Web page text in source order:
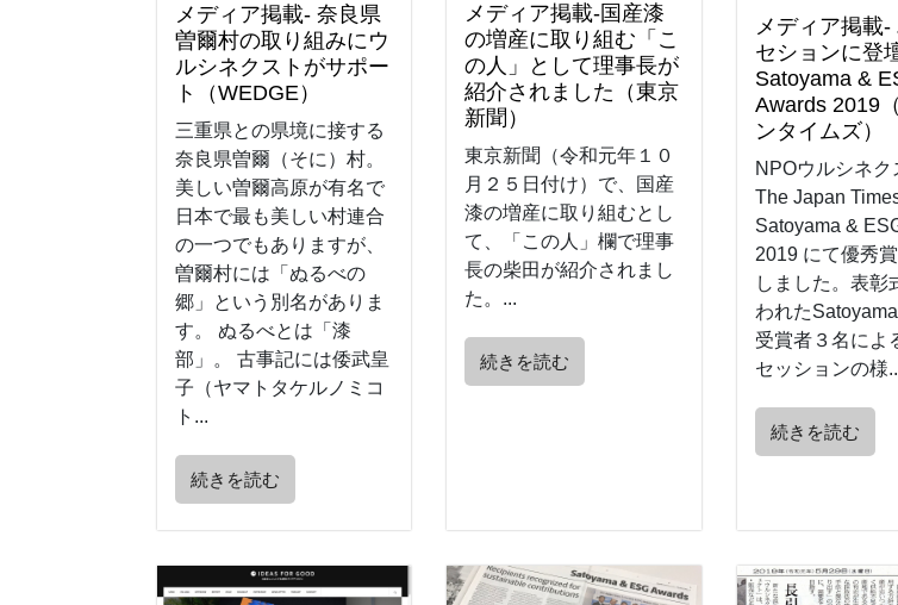
メディア掲載- 奈良県
曽爾村の取り組みにウ
ルシネクストがサポー
ト（WEDGE）
三重県との県境に接する
奈良県曽爾（そに）村。
美しい曽爾高原が有名で
日本で最も美しい村連合
の一つでもありますが、
曽爾村には「ぬるべの
郷」という別名がありま
す。 ぬるべとは「漆
部」。 古事記には倭武皇
子（ヤマトタケルノミコ
ト...
続きを読む
メディア掲載-国産漆
の増産に取り組む「こ
の人」として理事長が
紹介されました（東京
新聞）
東京新聞（令和元年１０
月２５日付け）で、国産
漆の増産に取り組むとし
て、「この人」欄で理事
長の柴田が紹介されまし
た。...
続きを読む
メディア掲載-
セションに登
Satoyama &
Awards 2019
ンタイムズ）
NPOウルシネク
The Japan
Satoyama &
2019 にて優秀
しました。表彰
われた
受賞者３名によ
セッションの様
続きを読む